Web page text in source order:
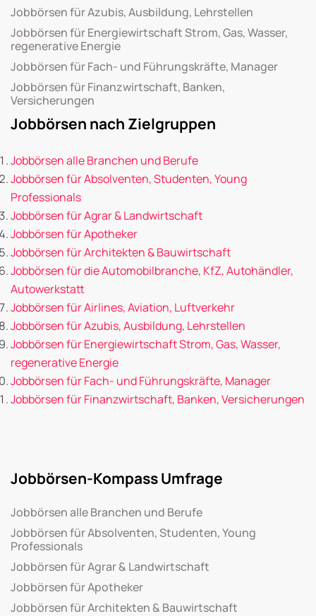
Jobbörsen für Azubis, Ausbildung, Lehrstellen
Jobbörsen für Energiewirtschaft Strom, Gas, Wasser,
regenerative Energie
Jobbörsen für Fach- und Führungskräfte, Manager
Jobbörsen für Finanzwirtschaft, Banken,
Versicherungen
Jobbörsen nach Zielgruppen
Jobbörsen alle Branchen und Berufe
Jobbörsen für Absolventen, Studenten, Young
Professionals
Jobbörsen für Agrar & Landwirtschaft
Jobbörsen für Apotheker
Jobbörsen für Architekten & Bauwirtschaft
Jobbörsen für die Automobilbranche, KfZ, Autohändler,
Autowerkstatt
Jobbörsen für Airlines, Aviation, Luftverkehr
Jobbörsen für Azubis, Ausbildung, Lehrstellen
Jobbörsen für Energiewirtschaft Strom, Gas, Wasser,
regenerative Energie
Jobbörsen für Fach- und Führungskräfte, Manager
Jobbörsen für Finanzwirtschaft, Banken, Versicherungen
Jobbörsen-Kompass Umfrage
Jobbörsen alle Branchen und Berufe
Jobbörsen für Absolventen, Studenten, Young
Professionals
Jobbörsen für Agrar & Landwirtschaft
Jobbörsen für Apotheker
Jobbörsen für Architekten & Bauwirtschaft